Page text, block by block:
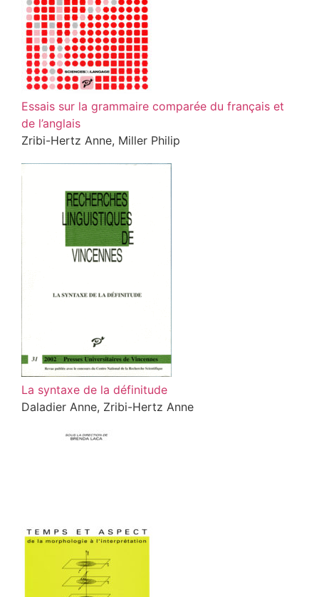
Essais sur la grammaire comparée du français et
de l’anglais
Zribi-Hertz Anne, Miller Philip
La syntaxe de la définitude
Daladier Anne, Zribi-Hertz Anne